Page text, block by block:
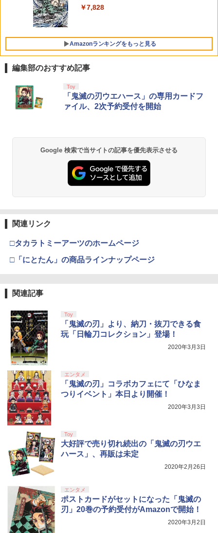
入特典付】【PS5】METAL GEAR SOLI
D: MASTER COLLECTION Vol.2 [ELJM
-30900 PS5 メタルギアソリッド マスタ-
コレクション 2]
￥3,480
￥7,828
Amazonランキングをもっと見る
編集部のおすすめ記事
Toy
「鬼滅の刃ウエハース」の専用カードフ
ァイル、2次予約受付を開始
Google 検索で当サイトの記事を優先表示させる
関連リンク
□タカラトミーアーツのホームページ
□「にとたん」の商品ラインナップページ
関連記事
Toy
「鬼滅の刃」より、納刀・抜刀できる食
玩「日輪刀コレクション」登場！
2020年3月3日
エンタメ
「鬼滅の刃」コラボカフェにて「ひなま
つりイベント」本日より開催！
2020年3月3日
Toy
大好評で売り切れ続出の「鬼滅の刃ウエ
ハース」、再販は未定
2020年2月26日
エンタメ
ポストカードがセットになった「鬼滅の
刃」20巻の予約受付がAmazonで開始！
2020年3月2日